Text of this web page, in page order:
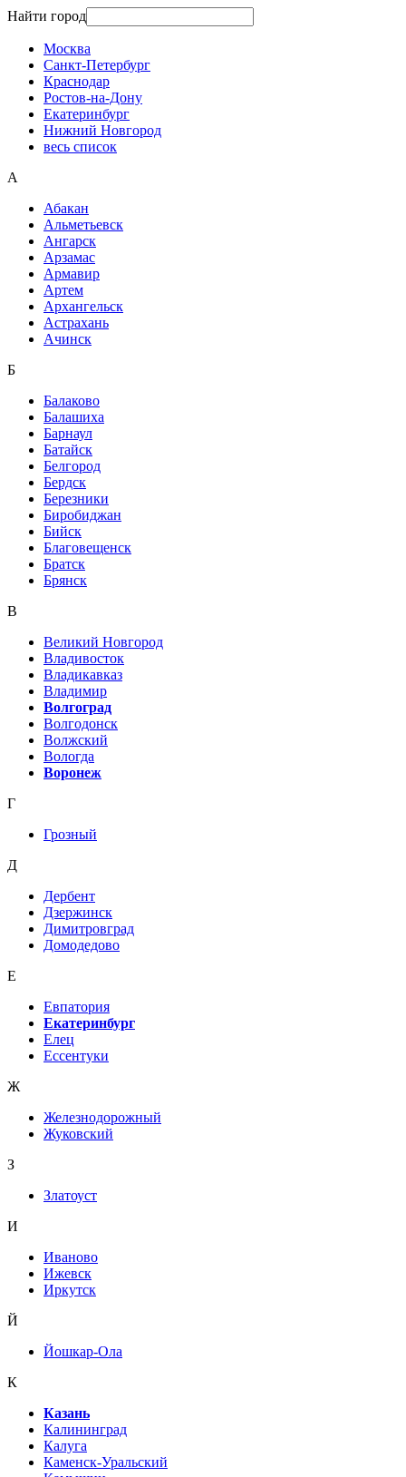
Найти город
Москва
Санкт-Петербург
Краснодар
Ростов-на-Дону
Екатеринбург
Нижний Новгород
весь список
А
Абакан
Альметьевск
Ангарск
Арзамас
Армавир
Артем
Архангельск
Астрахань
Ачинск
Б
Балаково
Балашиха
Барнаул
Батайск
Белгород
Бердск
Березники
Биробиджан
Бийск
Благовещенск
Братск
Брянск
В
Великий Новгород
Владивосток
Владикавказ
Владимир
Волгоград
Волгодонск
Волжский
Вологда
Воронеж
Г
Грозный
Д
Дербент
Дзержинск
Димитровград
Домодедово
Е
Евпатория
Екатеринбург
Елец
Ессентуки
Ж
Железнодорожный
Жуковский
З
Златоуст
И
Иваново
Ижевск
Иркутск
Й
Йошкар-Ола
К
Казань
Калининград
Калуга
Каменск-Уральский